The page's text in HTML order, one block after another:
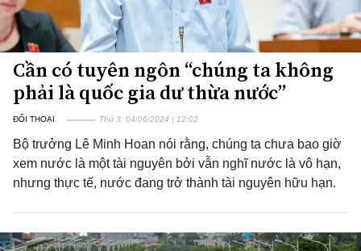
Cần có tuyên ngôn “chúng ta không
phải là quốc gia dư thừa nước”
ĐỐI THOẠI Thứ 3, 04/06/2024 | 12:02
Bộ trưởng Lê Minh Hoan nói rằng, chúng ta chưa bao giờ
xem nước là một tài nguyên bởi vẫn nghĩ nước là vô hạn,
nhưng thực tế, nước đang trở thành tài nguyên hữu hạn.